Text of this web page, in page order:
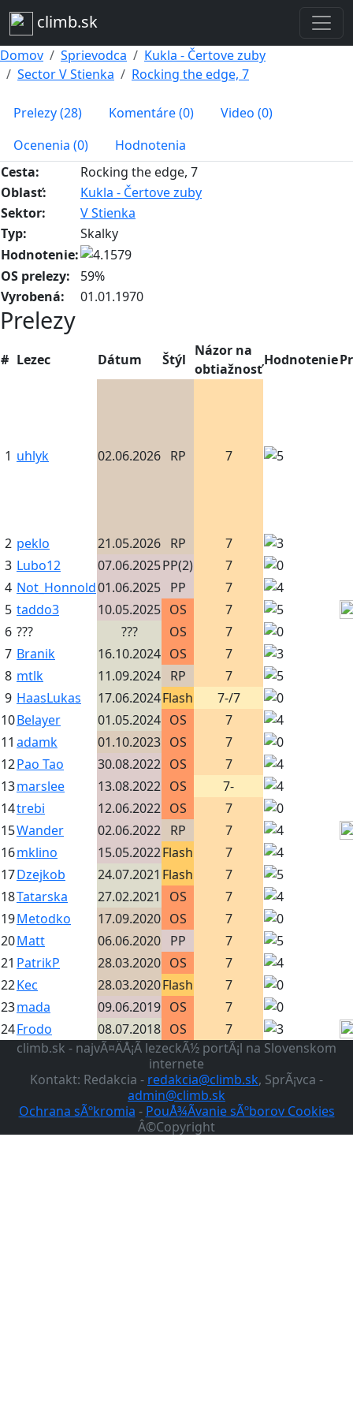
climb.sk
Domov Sprievodca
Kukla - Čertove zuby
Sector V Stienka
Rocking the edge, 7
Prelezy (28) Komentáre (0)
Video (0)
Ocenenia (0)
Hodnotenia
Cesta:
Rocking the edge, 7
Oblasť:
Kukla - Čertove zuby
Sektor:
V Stienka
Typ:
Skalky
Hodnotenie:
OS prelezy:
59%
Vyrobená:
01.01.1970
Prelezy
# Lezec Dátum Štýl
Názor na
obtiažnosť
Hodnotenie
1 uhlyk 02.06.2026 RP 7
2 peklo 21.05.2026 RP
7
3 Lubo12 07.06.2025PP(2)
7
4 Not_Honnold01.06.2025 PP
7
5 taddo3 10.05.2025 OS
7
6 ??? ??? OS
7
7 Branik 16.10.2024 OS
7
8 mtlk 11.09.2024 RP
7
9 HaasLukas 17.06.2024Flash
7-/7
10Belayer 01.05.2024 OS
7
11 adamk 01.10.2023 OS
7
12Pao Tao 30.08.2022 OS
7
13marslee 13.08.2022 OS
7-
14trebi 12.06.2022 OS
7
15Wander 02.06.2022 RP
7
16mklino 15.05.2022Flash
7
17Dzejkob 24.07.2021 Flash
7
18Tatarska 27.02.2021 OS
7
19Metodko 17.09.2020 OS
7
20Matt 06.06.2020 PP
7
21 PatrikP 28.03.2020 OS
7
22Kec 28.03.2020Flash
7
23mada 09.06.2019 OS
7
24Frodo 08.07.2018 OS
7
climb.sk - najvÃ¤ÄÅ¡Ã­ lezeckÃ½ portÃ¡l na Slovenskom
internete
Kontakt: Redakcia - redakcia@climb.sk, SprÃ¡vca -
admin@climb.sk
Ochrana sÃºkromia - PouÅ¾Ã­vanie sÃºborov Cookies
Â©Copyright